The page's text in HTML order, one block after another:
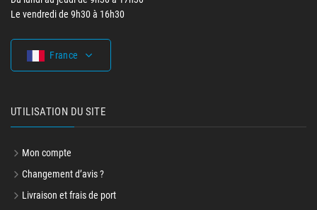
Le vendredi de 9h30 à 16h30
France
UTILISATION DU SITE
Mon compte
Changement d’avis ?
Livraison et frais de port